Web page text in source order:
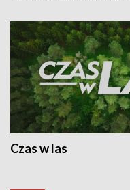
Czas w las